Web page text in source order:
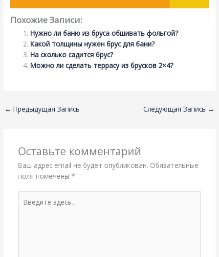
Похожие Записи:
Нужно ли баню из бруса обшивать фольгой?
Какой толщины нужен брус для бани?
На сколько садится брус?
Можно ли сделать террасу из брусков 2×4?
← Предыдущая Запись Следующая Запись →
Оставьте комментарий
Ваш адрес email не будет опубликован. Обязательные
поля помечены *
здесь...